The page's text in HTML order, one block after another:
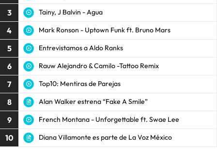
3 Tainy, J Balvin - Agua
4 Mark Ronson - Uptown Funk ft. Bruno Mars
5 Entrevistamos a Aldo Ranks
6 Rauw Alejandro & Camilo -Tattoo Remix
7 Top10: Mentiras de Parejas
8 Alan Walker estrena “Fake A Smile”
9 French Montana - Unforgettable ft. Swae Lee
10 Diana Villamonte es parte de La Voz México